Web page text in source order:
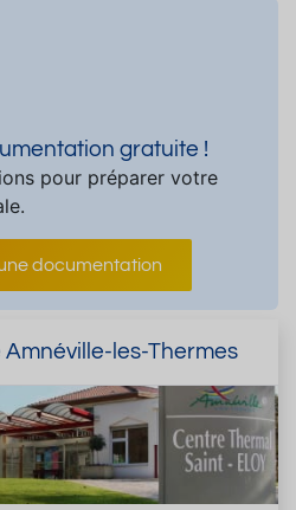
gratuite !
pour préparer votre
documentation
les-Thermes